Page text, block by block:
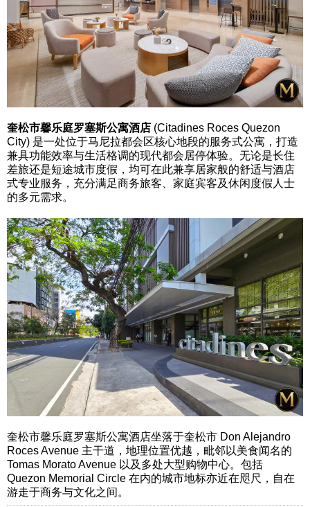
奎松市馨乐庭罗塞斯公寓酒店 (Citadines Roces Quezon
City) 是一处位于马尼拉都会区核心地段的服务式公寓，打造
兼具功能效率与生活格调的现代都会居停体验。无论是长住
差旅还是短途城市度假，均可在此兼享居家般的舒适与酒店
式专业服务，充分满足商务旅客、家庭宾客及休闲度假人士
的多元需求。
奎松市馨乐庭罗塞斯公寓酒店坐落于奎松市 Don Alejandro
Roces Avenue 主干道，地理位置优越，毗邻以美食闻名的
Tomas Morato Avenue 以及多处大型购物中心。包括
Quezon Memorial Circle 在内的城市地标亦近在咫尺，自在
游走于商务与文化之间。